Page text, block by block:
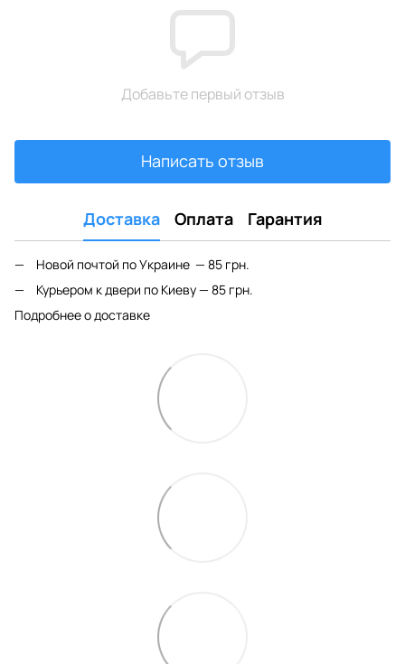
Добавьте первый отзыв
Написать отзыв
Доставка Оплата Гарантия
Новой почтой по Украине — 85 грн.
Курьером к двери по Киеву — 85 грн.
Подробнее о доставке